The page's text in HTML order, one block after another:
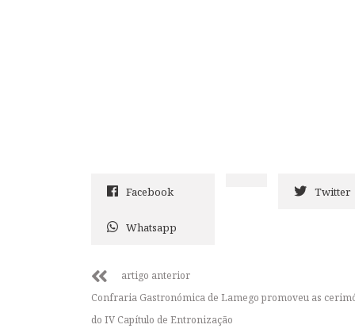
Facebook Twitter
Whatsapp
artigo anterior
Confraria Gastronómica de Lamego promoveu as
do IV Capítulo de Entronização